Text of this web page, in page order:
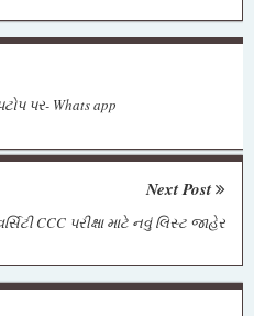
પર- Whats app
Next Post
CCC પરીક્ષા માટે નવું લિસ્ટ જાહેર